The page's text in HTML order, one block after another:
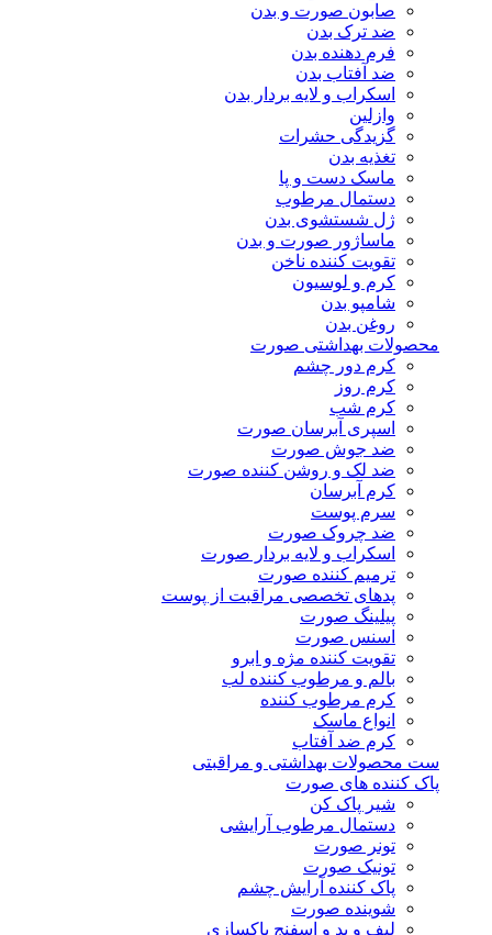
صابون صورت و بدن
ضد ترک بدن
فرم دهنده بدن
ضد آفتاب بدن
اسکراب و لایه بردار بدن
وازلین
گزیدگی حشرات
تغذیه بدن
ماسک دست و پا
دستمال مرطوب
ژل شستشوی بدن
ماساژور صورت و بدن
تقویت کننده ناخن
کرم و لوسیون
شامپو بدن
روغن بدن
محصولات بهداشتی صورت
کرم دور چشم
کرم روز
کرم شب
اسپری آبرسان صورت
ضد جوش صورت
ضد لک و روشن کننده صورت
کرم آبرسان
سرم پوست
ضد چروک صورت
اسکراب و لایه بردار صورت
ترمیم کننده صورت
پدهای تخصصی مراقبت از پوست
پیلینگ صورت
اسنس صورت
تقویت کننده مژه و ابرو
بالم و مرطوب کننده لب
کرم مرطوب کننده
انواع ماسک
کرم ضد آفتاب
ست محصولات بهداشتی و مراقبتی
پاک کننده های صورت
شیر پاک کن
دستمال مرطوب آرایشی
تونر صورت
تونیک صورت
پاک کننده آرایش چشم
شوینده صورت
لیف و پد و اسفنج پاکسازی